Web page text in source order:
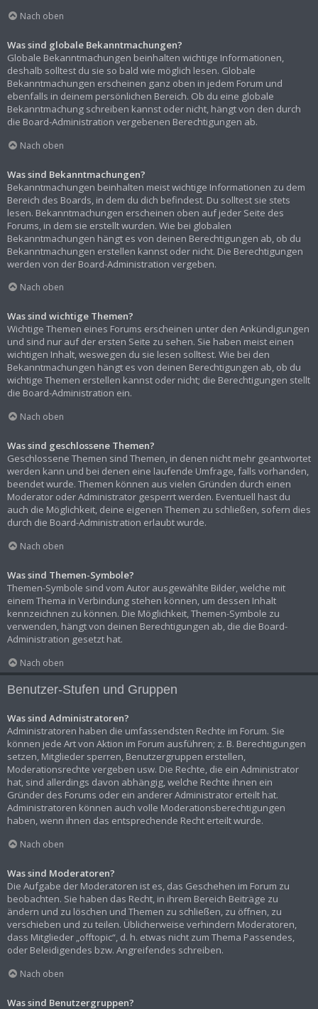
Nach oben
Was sind globale Bekanntmachungen?
Globale Bekanntmachungen beinhalten wichtige Informationen,
deshalb solltest du sie so bald wie möglich lesen. Globale
Bekanntmachungen erscheinen ganz oben in jedem Forum und
ebenfalls in deinem persönlichen Bereich. Ob du eine globale
Bekanntmachung schreiben kannst oder nicht, hängt von den durch
die Board-Administration vergebenen Berechtigungen ab.
Nach oben
Was sind Bekanntmachungen?
Bekanntmachungen beinhalten meist wichtige Informationen zu dem
Bereich des Boards, in dem du dich befindest. Du solltest sie stets
lesen. Bekanntmachungen erscheinen oben auf jeder Seite des
Forums, in dem sie erstellt wurden. Wie bei globalen
Bekanntmachungen hängt es von deinen Berechtigungen ab, ob du
Bekanntmachungen erstellen kannst oder nicht. Die Berechtigungen
werden von der Board-Administration vergeben.
Nach oben
Was sind wichtige Themen?
Wichtige Themen eines Forums erscheinen unter den Ankündigungen
und sind nur auf der ersten Seite zu sehen. Sie haben meist einen
wichtigen Inhalt, weswegen du sie lesen solltest. Wie bei den
Bekanntmachungen hängt es von deinen Berechtigungen ab, ob du
wichtige Themen erstellen kannst oder nicht; die Berechtigungen stellt
die Board-Administration ein.
Nach oben
Was sind geschlossene Themen?
Geschlossene Themen sind Themen, in denen nicht mehr geantwortet
werden kann und bei denen eine laufende Umfrage, falls vorhanden,
beendet wurde. Themen können aus vielen Gründen durch einen
Moderator oder Administrator gesperrt werden. Eventuell hast du
auch die Möglichkeit, deine eigenen Themen zu schließen, sofern dies
durch die Board-Administration erlaubt wurde.
Nach oben
Was sind Themen-Symbole?
Themen-Symbole sind vom Autor ausgewählte Bilder, welche mit
einem Thema in Verbindung stehen können, um dessen Inhalt
kennzeichnen zu können. Die Möglichkeit, Themen-Symbole zu
verwenden, hängt von deinen Berechtigungen ab, die die Board-
Administration gesetzt hat.
Nach oben
Benutzer-Stufen und Gruppen
Was sind Administratoren?
Administratoren haben die umfassendsten Rechte im Forum. Sie
können jede Art von Aktion im Forum ausführen; z. B. Berechtigungen
setzen, Mitglieder sperren, Benutzergruppen erstellen,
Moderationsrechte vergeben usw. Die Rechte, die ein Administrator
hat, sind allerdings davon abhängig, welche Rechte ihnen ein
Gründer des Forums oder ein anderer Administrator erteilt hat.
Administratoren können auch volle Moderationsberechtigungen
haben, wenn ihnen das entsprechende Recht erteilt wurde.
Nach oben
Was sind Moderatoren?
Die Aufgabe der Moderatoren ist es, das Geschehen im Forum zu
beobachten. Sie haben das Recht, in ihrem Bereich Beiträge zu
ändern und zu löschen und Themen zu schließen, zu öffnen, zu
verschieben und zu teilen. Üblicherweise verhindern Moderatoren,
dass Mitglieder „offtopic“, d. h. etwas nicht zum Thema Passendes,
oder Beleidigendes bzw. Angreifendes schreiben.
Nach oben
Was sind Benutzergruppen?